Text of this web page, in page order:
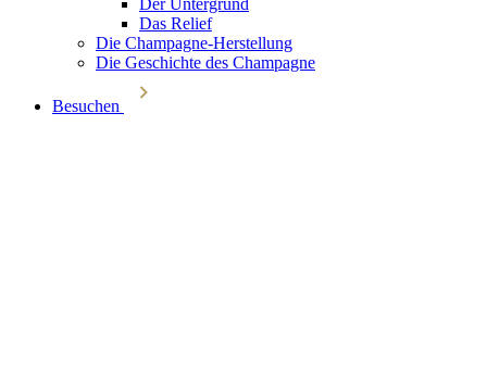
Der Untergrund
Das Relief
Die Champagne-Herstellung
Die Geschichte des Champagne
Besuchen